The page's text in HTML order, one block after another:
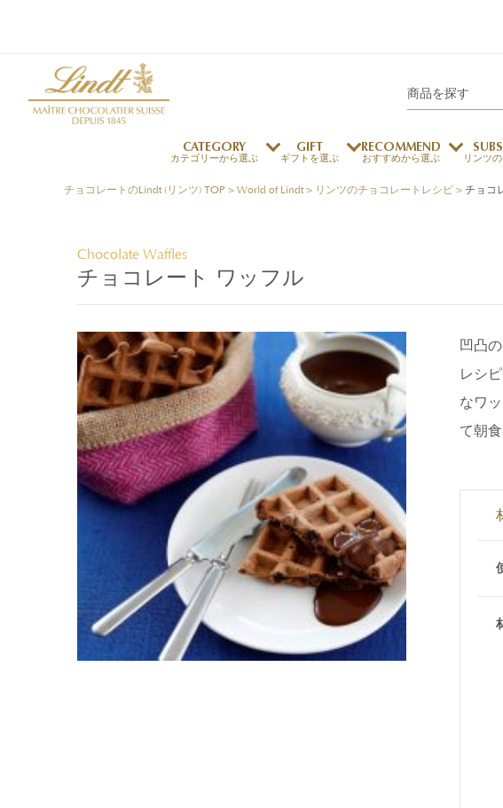
CATEGORY
カテゴリーから選ぶ
リンドール
フレーバー一覧
リンドール
関連商品一覧
チョコウェイファー
ショコラスイーツ
(焼き菓子)
リンツ・シン 送料無料
GIFT
ギフトを選ぶ
eギフト のし対応商品
メッセージカード対応
商品
RECOMMEND
おすすめから選ぶ
新商品 サマーチョコレート お中元
リンツ
リンツの
ご褒美サブスク
～￥2,000
～￥5,000
店舗を探す 店舗からのお知らせ カフェメニュー
リンツの発明
完璧な仕上げ
よくある質問・お問い合わせ
プレスの方へ
チョコレートのLindt (リンツ) TOP > World of Lindt> リンツのチョコレートレシピ > チョコ
Chocolate Waffles
チョコレート ワッフル
凹凸
レシ
なワ
て朝